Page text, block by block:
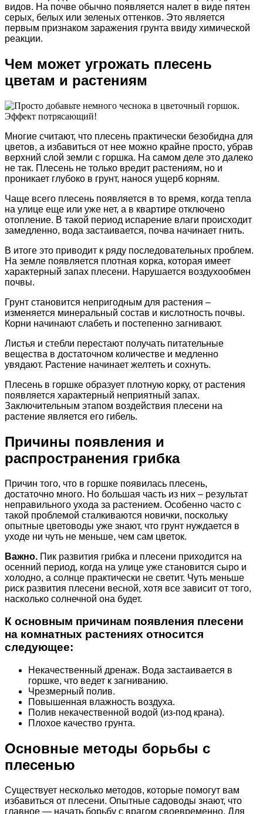
видов. На почве обычно появляется налет в виде пятен
серых, белых или зеленых оттенков. Это является
первым признаком заражения грунта ввиду химической
реакции.
Чем может угрожать плесень
цветам и растениям
Многие считают, что плесень практически безобидна для
цветов, а избавиться от нее можно крайне просто, убрав
верхний слой земли с горшка. На самом деле это далеко
не так. Плесень не только вредит растениям, но и
проникает глубоко в грунт, нанося ущерб корням.
Чаще всего плесень появляется в то время, когда тепла
на улице еще или уже нет, а в квартире отключено
отопление. В такой период испарение влаги происходит
замедленно, вода застаивается, почва начинает гнить.
В итоге это приводит к ряду последовательных проблем.
На земле появляется плотная корка, которая имеет
характерный запах плесени. Нарушается воздухообмен
почвы.
Грунт становится непригодным для растения –
изменяется минеральный состав и кислотность почвы.
Корни начинают слабеть и постепенно загнивают.
Листья и стебли перестают получать питательные
вещества в достаточном количестве и медленно
увядают. Растение начинает желтеть и сохнуть.
Плесень в горшке образует плотную корку, от растения
появляется характерный неприятный запах.
Заключительным этапом воздействия плесени на
растение является его гибель.
Причины появления и
распространения грибка
Причин того, что в горшке появилась плесень,
достаточно много. Но большая часть из них – результат
неправильного ухода за растением. Особенно часто с
такой проблемой сталкиваются новички, поскольку
опытные цветоводы уже знают, что грунт нуждается в
уходе ни чуть не меньше, чем сам цветок.
Важно. Пик развития грибка и плесени приходится на
осенний период, когда на улице уже становится сыро и
холодно, а солнце практически не светит. Чуть меньше
риск развития плесени весной, хотя все зависит от того,
насколько солнечной она будет.
К основным причинам появления плесени
на комнатных растениях относится
следующее:
Некачественный дренаж. Вода застаивается в
горшке, что ведет к загниванию.
Чрезмерный полив.
Повышенная влажность воздуха.
Полив некачественной водой (из-под крана).
Плохое качество грунта.
Основные методы борьбы с
плесенью
Существует несколько методов, которые помогут вам
избавиться от плесени. Опытные садоводы знают, что
главное — начать борьбу с врагом своевременно. Для